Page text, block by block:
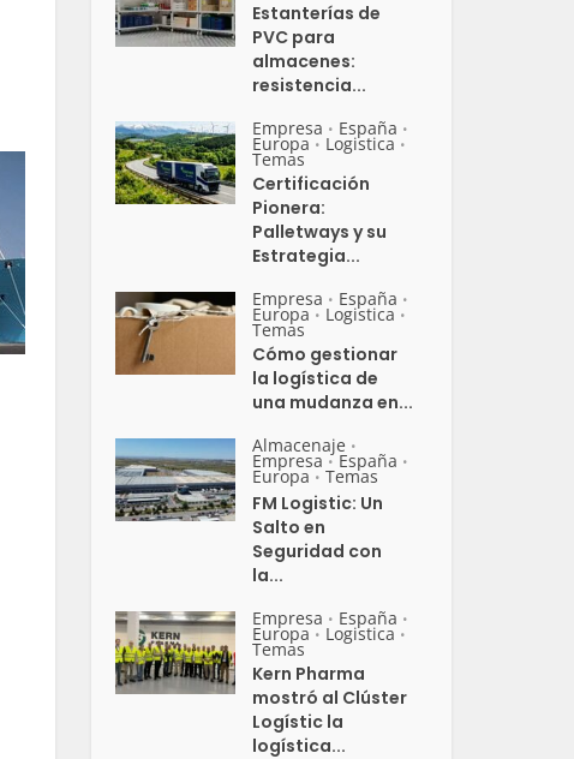
Estanterías de
PVC para
almacenes:
resistencia...
Empresa • España •
Europa • Logistica •
Temas
Certificación
Pionera:
Palletways y su
Estrategia...
Empresa • España •
Europa • Logistica •
Temas
Cómo gestionar
la logística de
una mudanza en...
Almacenaje •
Empresa • España •
Europa • Temas
FM Logistic: Un
Salto en
Seguridad con
la...
Empresa • España •
Europa • Logistica •
Temas
Kern Pharma
mostró al Clúster
Logístic la
logística...